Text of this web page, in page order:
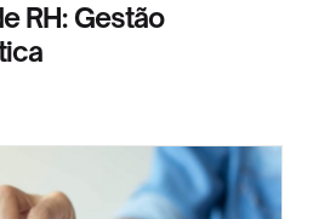
RH: Gestão